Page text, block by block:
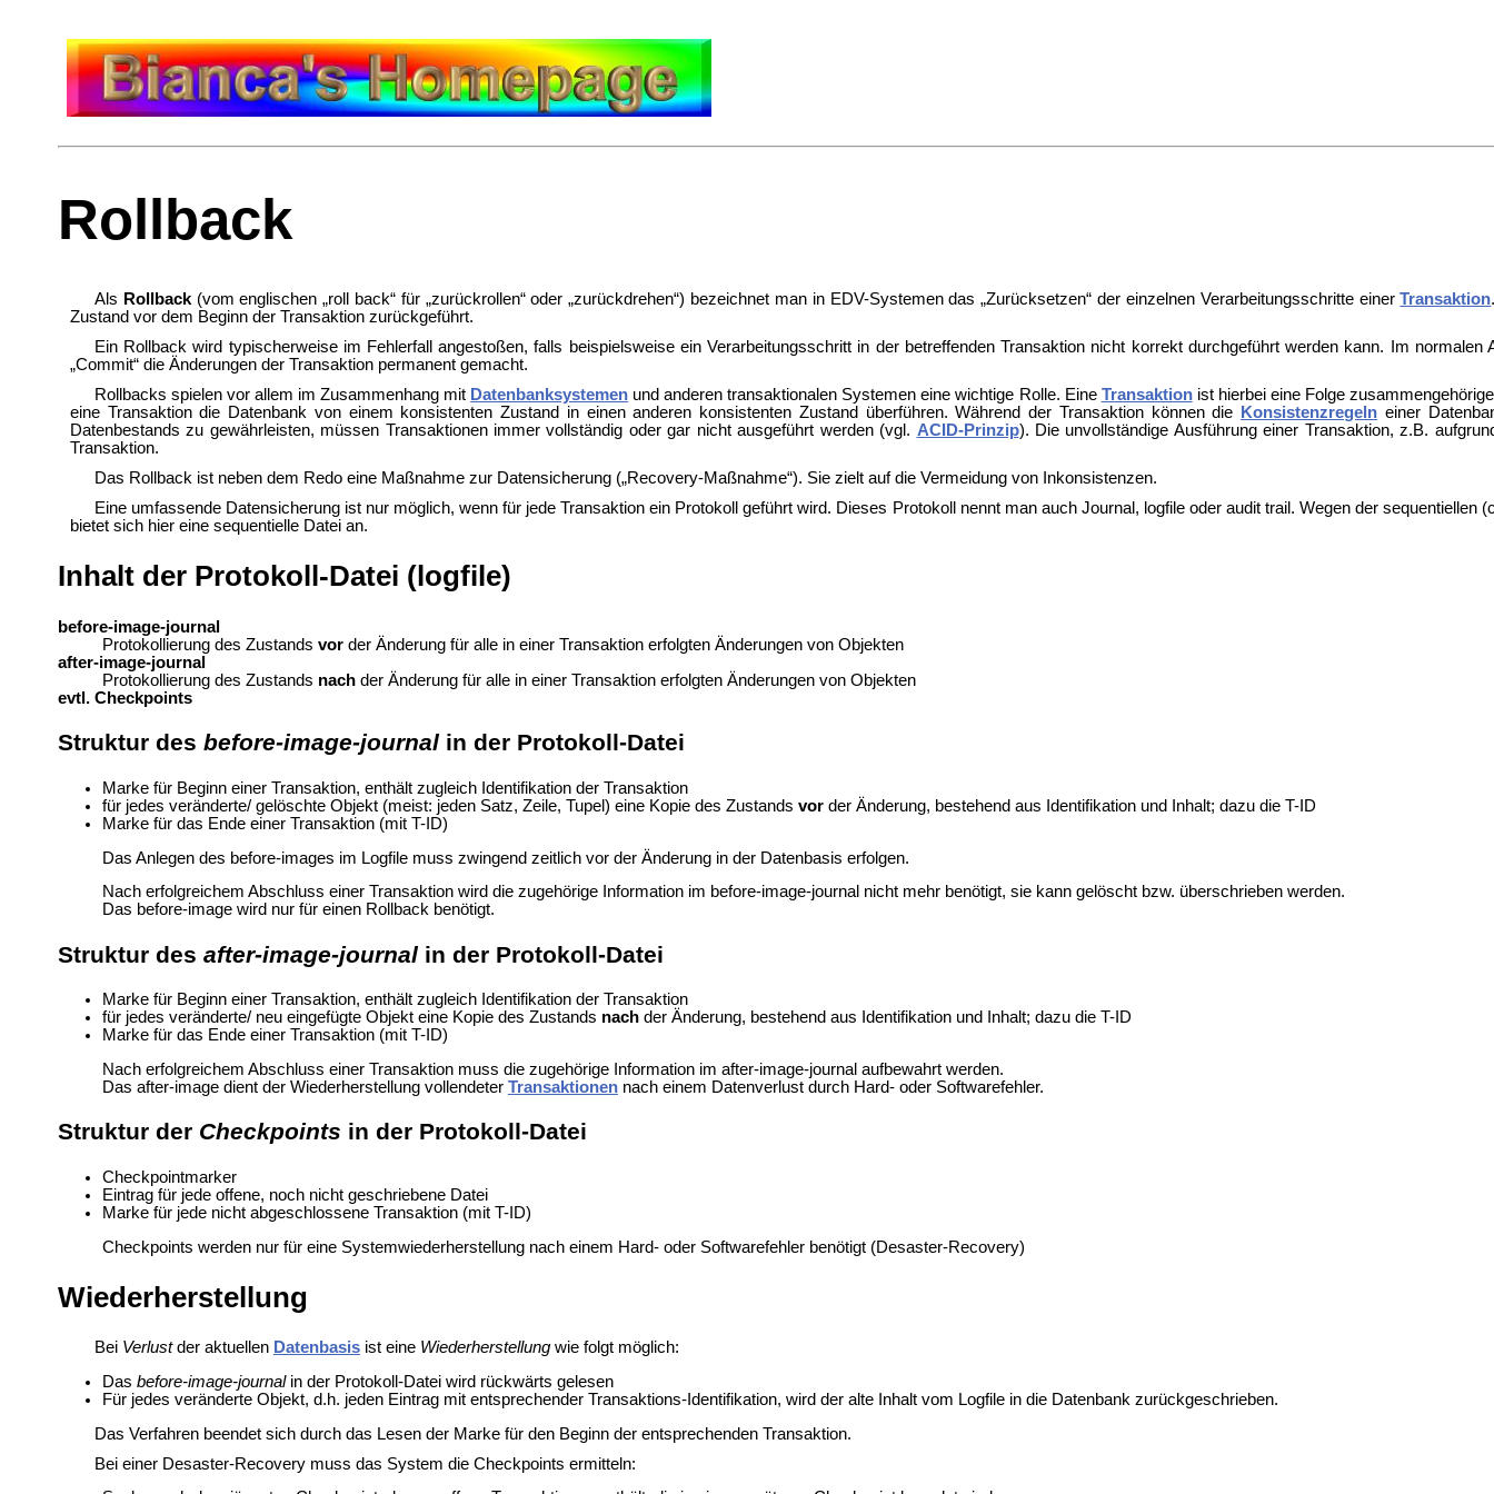
Rollback
Als Rollback(vom englischen „roll back“ für „zurückrollen“ oder „zurückdrehen“) bezeichnet man in EDV-Systemen das „Zurücksetzen“ der einzelnen Verarbeitungsschritte einerTransaktion
Zustand vor dem Beginn der Transaktion zurückgeführt.
Ein Rollback wird typischerweise im Fehlerfall angestoßen, falls beispielsweise ein Verarbeitungsschritt in der betreffenden Transaktion nicht korrekt durchgeführt werden kann. Im normalen
„Commit“ die Änderungen der Transaktion permanent gemacht.
Rollbacks spielen vor allem im Zusammenhang mit Datenbanksystemen und anderen transaktionalen Systemen eine wichtige Rolle. Eine Transaktionist hierbei eine Folge
eine Transaktion die Datenbank von einem konsistenten Zustand in einen anderen konsistenten Zustand überführen. Während der Transaktion können die
Konsistenzregeln einer
Datenbestands zu gewährleisten, müssen Transaktionen immer vollständig oder gar nicht ausgeführt werden (vgl. ACID-Prinzip). Die unvollständige Ausführung einer Transaktion, z.B.
Transaktion.
Das Rollback ist neben dem Redo eine Maßnahme zur Datensicherung („Recovery-Maßnahme“). Sie zielt auf die Vermeidung von Inkonsistenzen.
Eine umfassende Datensicherung ist nur möglich, wenn für jede Transaktion ein Protokoll geführt wird. Dieses Protokoll nennt man auch Journal, logfile oder audit trail. Wegen der sequentiellen
bietet sich hier eine sequentielle Datei an.
Inhalt der Protokoll-Datei (logfile)
before-image-journal
Protokollierung des Zustands vorder Änderung für alle in einer Transaktion erfolgten Änderungen von Objekten
after-image-journal
Protokollierung des Zustands nachder Änderung für alle in einer Transaktion erfolgten Änderungen von Objekten
evtl. Checkpoints
Struktur des before-image-journalin der Protokoll-Datei
Marke für Beginn einer Transaktion, enthält zugleich Identifikation der Transaktion
für jedes veränderte/ gelöschte Objekt (meist: jeden Satz, Zeile, Tupel) eine Kopie des Zustands vorder Änderung, bestehend aus Identifikation und Inhalt; dazu die T-ID
Marke für das Ende einer Transaktion (mit T-ID)
Das Anlegen des before-images im Logfile muss zwingend zeitlich vor der Änderung in der Datenbasis erfolgen.
Nach erfolgreichem Abschluss einer Transaktion wird die zugehörige Information im before-image-journal nicht mehr benötigt, sie kann gelöscht bzw. überschrieben werden.
Das before-image wird nur für einen Rollback benötigt.
Struktur des after-image-journalin der Protokoll-Datei
Marke für Beginn einer Transaktion, enthält zugleich Identifikation der Transaktion
für jedes veränderte/ neu eingefügte Objekt eine Kopie des Zustands nachder Änderung, bestehend aus Identifikation und Inhalt; dazu die T-ID
Marke für das Ende einer Transaktion (mit T-ID)
Nach erfolgreichem Abschluss einer Transaktion muss die zugehörige Information im after-image-journal aufbewahrt werden.
Das after-image dient der Wiederherstellung vollendeter Transaktionennach einem Datenverlust durch Hard- oder Softwarefehler.
Struktur der Checkpoints in der Protokoll-Datei
Checkpointmarker
Eintrag für jede offene, noch nicht geschriebene Datei
Marke für jede nicht abgeschlossene Transaktion (mit T-ID)
Checkpoints werden nur für eine Systemwiederherstellung nach einem Hard- oder Softwarefehler benötigt (Desaster-Recovery)
Wiederherstellung
Bei Verlustder aktuellen Datenbasisist eine Wiederherstellungwie folgt möglich:
Das before-image-journalin der Protokoll-Datei wird rückwärts gelesen
Für jedes veränderte Objekt, d.h. jeden Eintrag mit entsprechender Transaktions-Identifikation, wird der alte Inhalt vom Logfile in die Datenbank zurückgeschrieben.
Das Verfahren beendet sich durch das Lesen der Marke für den Beginn der entsprechenden Transaktion.
Bei einer Desaster-Recovery muss das System die Checkpoints ermitteln: